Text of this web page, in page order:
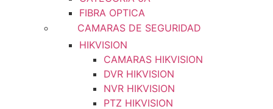
FIBRA OPTICA
CAMARAS DE SEGURIDAD
HIKVISION
CAMARAS HIKVISION
DVR HIKVISION
NVR HIKVISION
PTZ HIKVISION